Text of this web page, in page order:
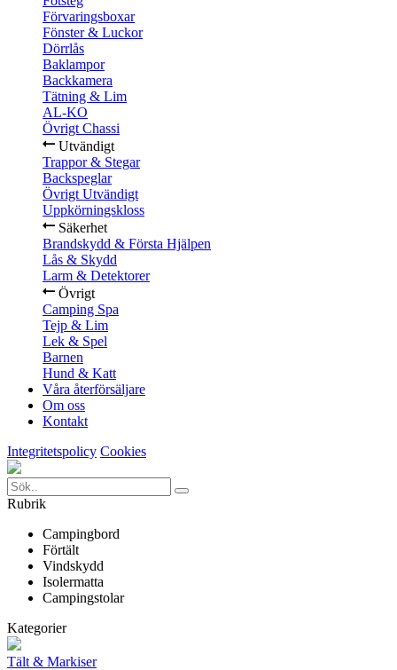
Förvaringsboxar
Fönster & Luckor
Dörrlås
Baklampor
Backkamera
Tätning & Lim
AL-KO
Övrigt Chassi
Utvändigt
Trappor & Stegar
Backspeglar
Övrigt Utvändigt
Uppkörningskloss
Säkerhet
Brandskydd & Första Hjälpen
Lås & Skydd
Larm & Detektorer
Övrigt
Camping Spa
Tejp & Lim
Lek & Spel
Barnen
Hund & Katt
Våra återförsäljare
Om oss
Kontakt
Integritetspolicy Cookies
Rubrik
Campingbord
Förtält
Vindskydd
Isolermatta
Campingstolar
Kategorier
Tält & Markiser